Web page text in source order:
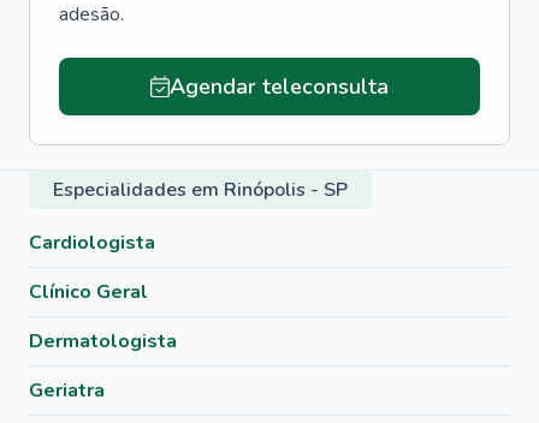
adesão.
Agendar teleconsulta
Especialidades em Rinópolis - SP
Cardiologista
Clínico Geral
Dermatologista
Geriatra